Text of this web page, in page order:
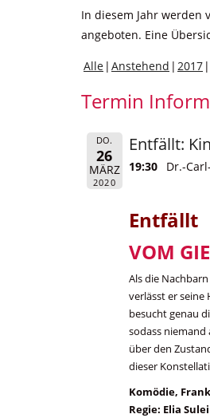
In diesem Jahr werden
angeboten. Eine
Alle Anstehend 2017
Termin
DO.
26
MÄRZ
2020
Entfällt:
19:30 Dr.-
Entfällt
VOM
Als die
verlässt er seine
besucht genau
sodass
über den
dieser
Komödie,
Regie: Elia